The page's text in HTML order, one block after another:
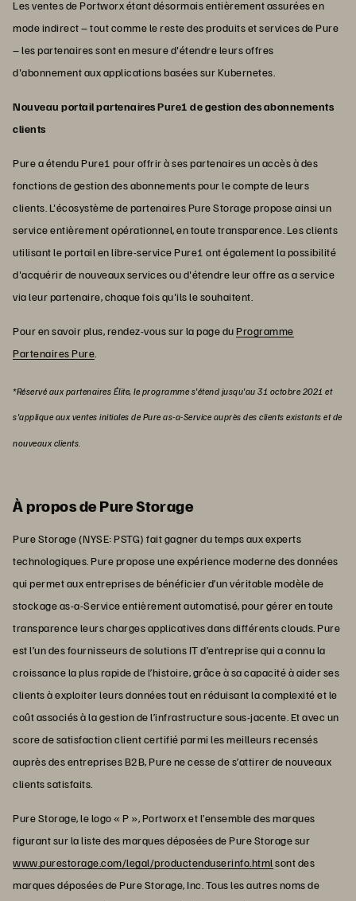
Les ventes de Portworx étant désormais entièrement assurées en
mode indirect – tout comme le reste des produits et services de Pure
– les partenaires sont en mesure d'étendre leurs offres
d'abonnement aux applications basées sur Kubernetes.
Nouveau portail partenaires Pure1 de gestion des abonnements
clients
Pure a étendu Pure1 pour offrir à ses partenaires un accès à des
fonctions de gestion des abonnements pour le compte de leurs
clients. L'écosystème de partenaires Pure Storage propose ainsi un
service entièrement opérationnel, en toute transparence. Les clients
utilisant le portail en libre-service Pure1 ont également la possibilité
d'acquérir de nouveaux services ou d'étendre leur offre as a service
via leur partenaire, chaque fois qu'ils le souhaitent.
Pour en savoir plus, rendez-vous sur la page duProgramme
Partenaires Pure
*Réservé aux partenaires Élite, le programme s'étend jusqu'au 31 octobre 2021 et
s'applique aux ventes initiales de Pure as-a-Service auprès des clients existants et de
nouveaux clients.
À propos de Pure Storage
Pure Storage (NYSE: PSTG) fait gagner du temps aux experts
technologiques. Pure propose une expérience moderne des données
qui permet aux entreprises de bénéficier d’un véritable modèle de
stockage as-a-Service entièrement automatisé, pour gérer en toute
transparence leurs charges applicatives dans différents clouds. Pure
est l’un des fournisseurs de solutions IT d’entreprise qui a connu la
croissance la plus rapide de l’histoire, grâce à sa capacité à aider ses
clients à exploiter leurs données tout en réduisant la complexité et le
coût associés à la gestion de l’infrastructure sous-jacente. Et avec un
score de satisfaction client certifié parmi les meilleurs recensés
auprès des entreprises B2B, Pure ne cesse de s’attirer de nouveaux
clients satisfaits.
Pure Storage, le logo « P », Portworx et l’ensemble des marques
figurant sur la liste des marques déposées de Pure Storage sur
www.purestorage.com/legal/productenduserinfo.htmlsont des
marques déposées de Pure Storage, Inc. Tous les autres noms de